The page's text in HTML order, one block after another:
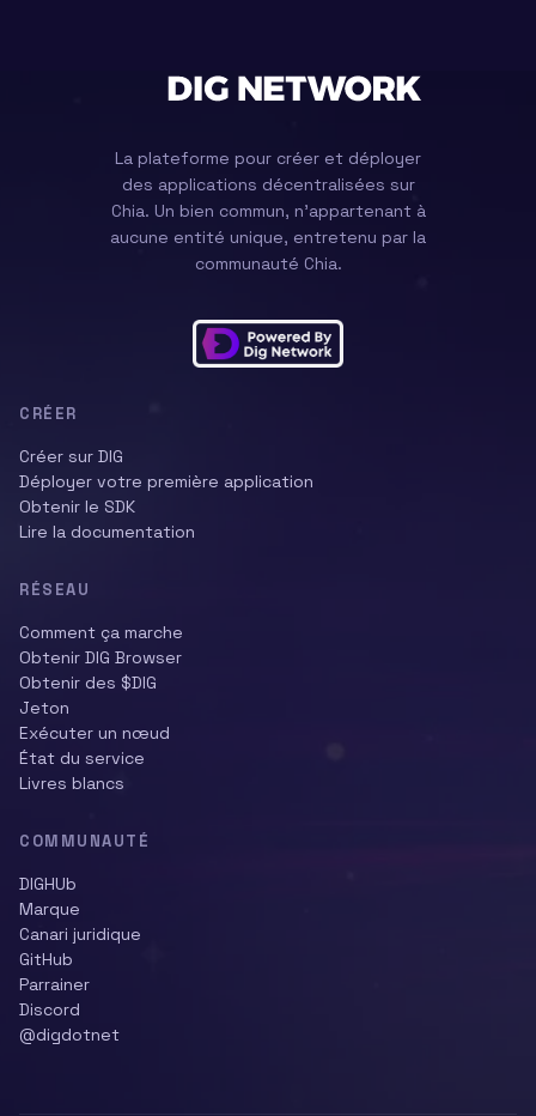
La plateforme pour créer et déployer
des applications décentralisées sur
Chia. Un bien commun, n'appartenant à
aucune entité unique, entretenu par la
communauté Chia.
CRÉER
Créer sur DIG
Déployer votre première application
Obtenir le SDK
Lire la documentation
RÉSEAU
Comment ça marche
Obtenir DIG Browser
Obtenir des $DIG
Jeton
Exécuter un nœud
État du service
Livres blancs
COMMUNAUTÉ
DIGHUb
Marque
Canari juridique
GitHub
Parrainer
Discord
@digdotnet